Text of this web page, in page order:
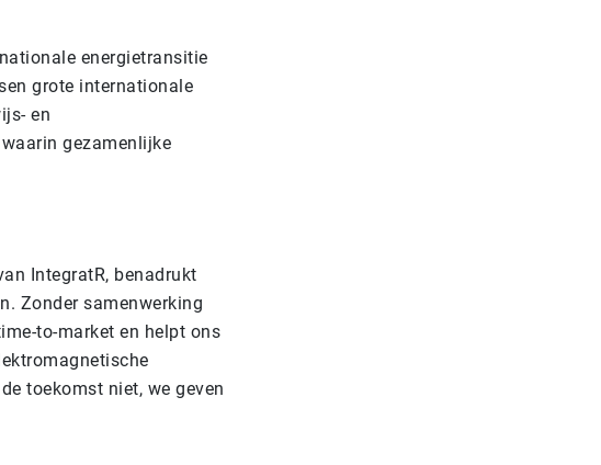
energietransitie
grote internationale
en
gezamenlijke
IntegratR, benadrukt
Zonder samenwerking
to-market en helpt ons
toekomst niet, we geven